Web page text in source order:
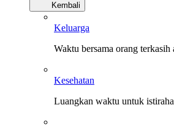
Kembali
Keluarga
Waktu bersama orang
Kesehatan
Luangkan waktu untuk